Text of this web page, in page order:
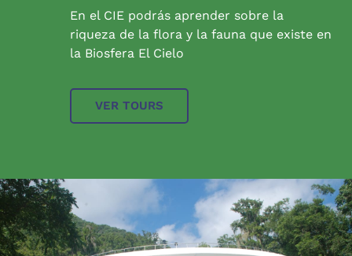
En el CIE podrás aprender sobre la
riqueza de la flora y la fauna que existe en
la Biosfera El Cielo
VER TOURS